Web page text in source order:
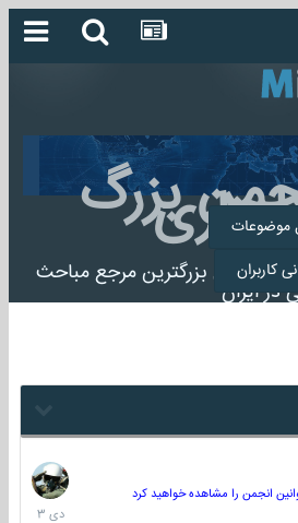
بزرگ
بزرگترین مرجع مباحث
ایران
انجمن را مشاهده خواهید کرد
22
دی
1403